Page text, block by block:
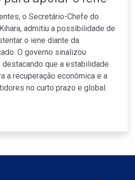
o Secretário-Chefe do
admitiu a possibilidade de
o iene diante da
O governo sinalizou
que a estabilidade
a recuperação econômica e a
no curto prazo e global.